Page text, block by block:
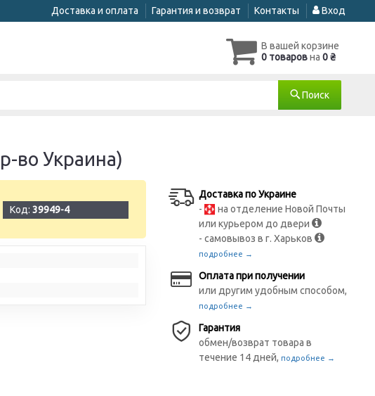
Доставка и оплата Гарантия и возврат Контакты Вход
В вашей корзине
0 товаровна 0 ₴
Поиск
во Украина)
Код:39949-4
Доставка по Украине
-
на отделение Новой Почты
или курьером до двери
- самовывоз в г. Харьков
подробнее →
Оплата при получении
или другим удобным способом,
подробнее →
Гарантия
обмен/возврат товара в
течение 14 дней,подробнее →